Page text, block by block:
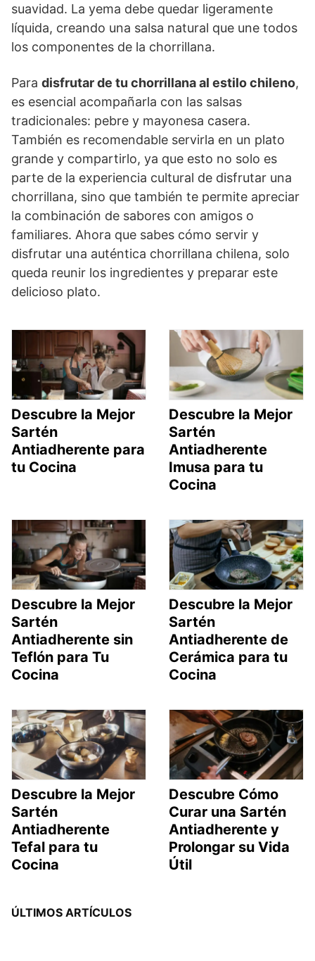
suavidad. La yema debe quedar ligeramente
líquida, creando una salsa natural que une todos
los componentes de la chorrillana.
Para disfrutar de tu chorrillana al estilo chileno,
es esencial acompañarla con las salsas
tradicionales: pebre y mayonesa casera.
También es recomendable servirla en un plato
grande y compartirlo, ya que esto no solo es
parte de la experiencia cultural de disfrutar una
chorrillana, sino que también te permite apreciar
la combinación de sabores con amigos o
familiares. Ahora que sabes cómo servir y
disfrutar una auténtica chorrillana chilena, solo
queda reunir los ingredientes y preparar este
delicioso plato.
Descubre la Mejor
Sartén
Antiadherente para
tu Cocina
Descubre la Mejor
Sartén
Antiadherente
Imusa para tu
Cocina
Descubre la Mejor
Sartén
Antiadherente sin
Teflón para Tu
Cocina
Descubre la Mejor
Sartén
Antiadherente de
Cerámica para tu
Cocina
Descubre la Mejor
Sartén
Antiadherente
Tefal para tu
Cocina
Descubre Cómo
Curar una Sartén
Antiadherente y
Prolongar su Vida
Útil
ÚLTIMOS ARTÍCULOS